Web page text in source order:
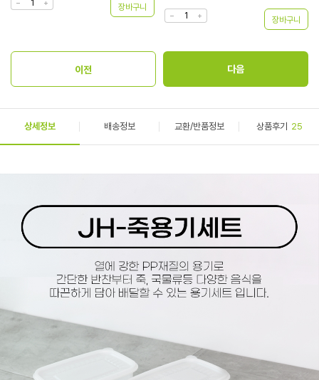
상세정보 배송정보 교환/반품정보 상품후기 25